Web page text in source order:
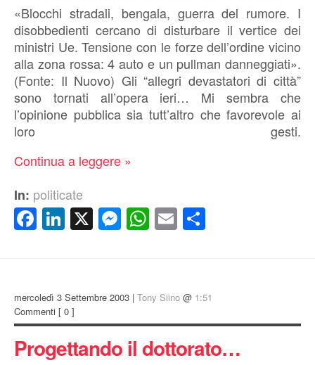
«Blocchi stradali, bengala, guerra del rumore. I
disobbedienti cercano di disturbare il vertice dei
ministri Ue. Tensione con le forze dell’ordine vicino
alla zona rossa: 4 auto e un pullman danneggiati».
(Fonte: Il Nuovo) Gli “allegri devastatori di città”
sono tornati all’opera ieri… Mi sembra che
l’opinione pubblica sia tutt’altro che favorevole ai
loro gesti.
Continua a leggere »
In: politicate
Facebook
LinkedIn
X Messenger
WhatsApp
Email
mercoledì 3 Settembre 2003 | Tony Siino @ 1:51
Commenti [ 0 ]
Progettando il dottorato…